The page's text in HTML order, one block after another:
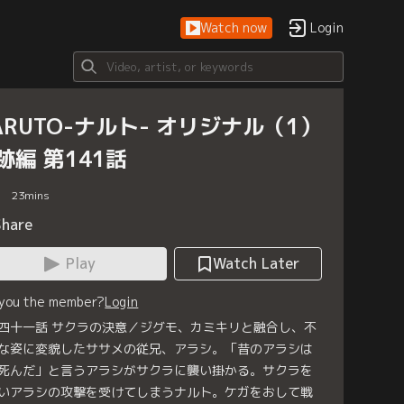
Watch now Login
ナルト- オリジナル（1）
編 第141話
23mins
Play
Watch Later
the member?Login
十一話 サクラの決意／ジグモ、カミキリと融合し、不
姿に変貌したササメの従兄、アラシ。「昔のアラシは
んだ」と言うアラシがサクラに襲い掛かる。サクラを
アラシの攻撃を受けてしまうナルト。ケガをおして戦